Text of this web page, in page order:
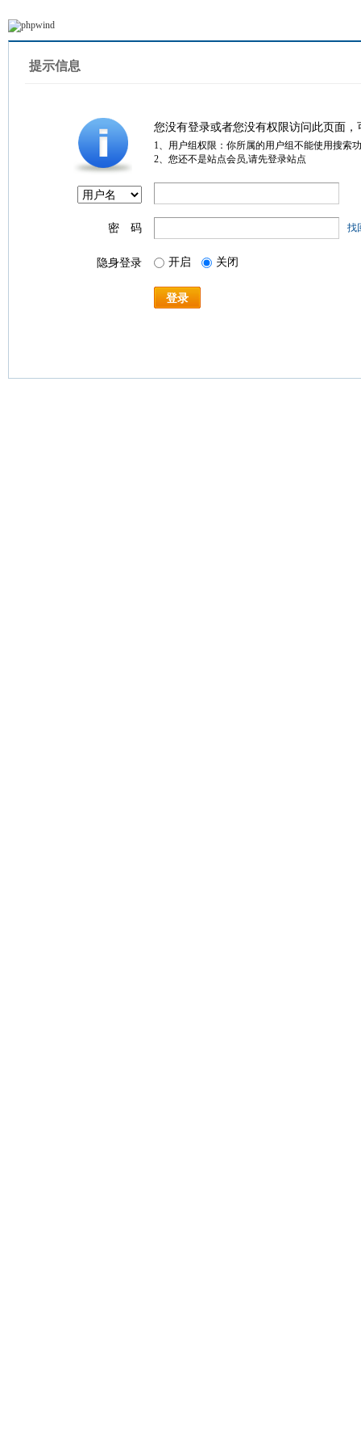
提示信息
您没有登录或者您没有权限访问此页面
1、用户组权限：你所属的用户组不能使用搜索
2、您还不是站点会员,请先登录站点
密 码 找
隐身登录 开启 关闭
登录